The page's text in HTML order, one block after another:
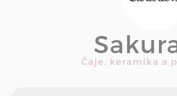
Čaje, keramika a